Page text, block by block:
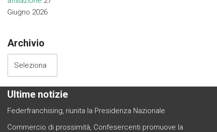
Giugno 2026
Archivio
Ultime notizie
Federfranchising, riunita la Presidenza Nazionale
Commercio di prossimità, Confesercenti promuove la